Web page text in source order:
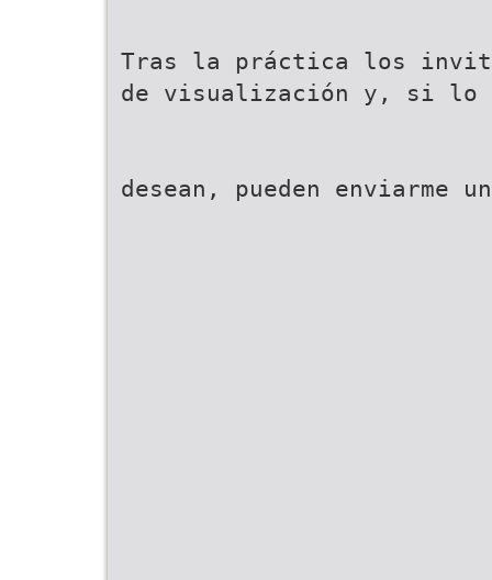
Tras la práctica los
de visualización y, si lo
desean, pueden enviarme